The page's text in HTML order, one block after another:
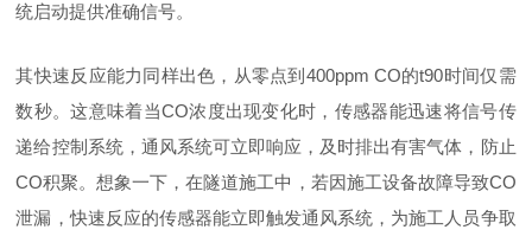
统启动提供准确信号。
其快速反应能力同样出色，从零点到 400ppm CO的t90时间仅需
数秒。这意味着当CO浓度出现变化时，传感器能迅速将信号传
递给控制系统，通风系统可立即响应，及时排出有害气体，防止
CO积聚。想象一下，在隧道施工中，若因施工设备故障导致CO
泄漏，快速反应的传感器能立即触发通风系统，为施工人员争取